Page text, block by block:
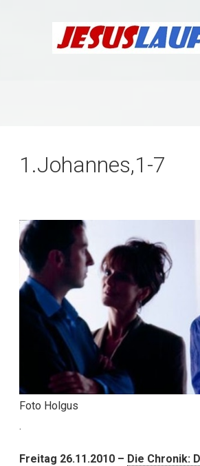
1.Johannes,1-7
Foto Holgus
.
Freitag 26.11.2010 – Die Chronik: